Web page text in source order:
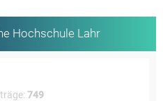
Hochschule Lahr
749